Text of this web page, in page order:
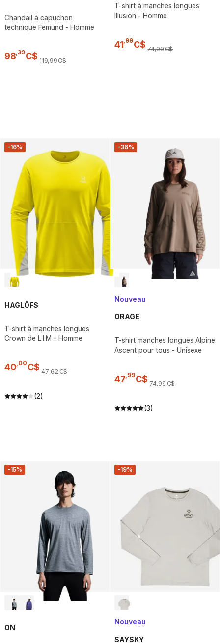
Chandail à capuchon
technique Femund - Homme
98 39C$ 119,99C$
T-shirt à manches longues
Illusion - Homme
41 99C$ 74,99C$
-16%
HAGLÖFS
T-shirt à manches longues
Crown de L.I.M - Homme
40,00 C$ 47,62C$
(2)
-36%
Nouveau
ORAGE
T-shirt manches longues Alpine
Ascent pour tous - Unisexe
47,99C$ 74,99C$
(3)
-15%
ON
-19%
Nouveau
SAYSKY